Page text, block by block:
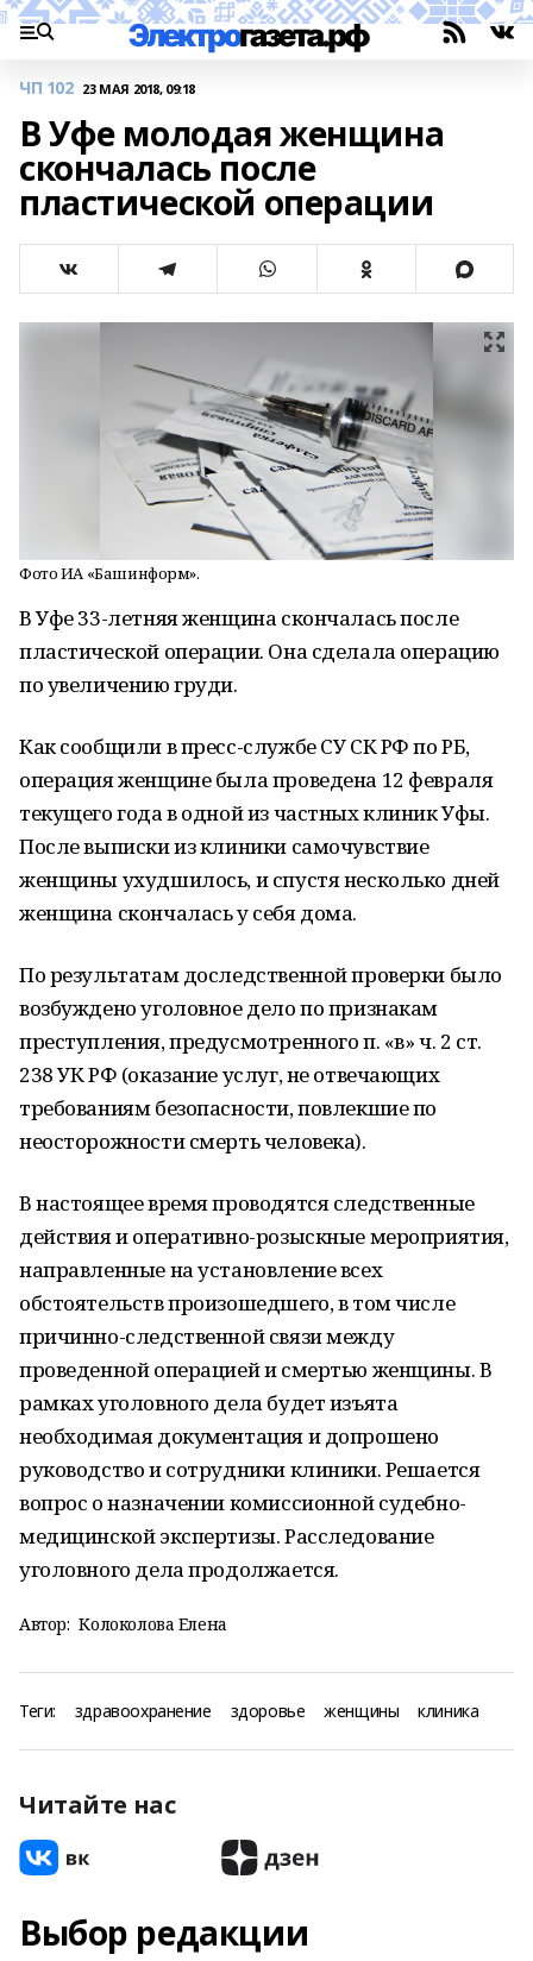
ЧП 102 23 МАЯ 2018, 09:18
В Уфе молодая женщина
скончалась после
пластической операции
Фото ИА «Башинформ».
В Уфе 33-летняя женщина скончалась после
пластической операции. Она сделала операцию
по увеличению груди.
Как сообщили в пресс-службе СУ СК РФ по РБ,
операция женщине была проведена 12 февраля
текущего года в одной из частных клиник Уфы.
После выписки из клиники самочувствие
женщины ухудшилось, и спустя несколько дней
женщина скончалась у себя дома.
По результатам доследственной проверки было
возбуждено уголовное дело по признакам
преступления, предусмотренного п. «в» ч. 2 ст.
238 УК РФ (оказание услуг, не отвечающих
требованиям безопасности, повлекшие по
неосторожности смерть человека).
В настоящее время проводятся следственные
действия и оперативно-розыскные мероприятия,
направленные на установление всех
обстоятельств произошедшего, в том числе
причинно-следственной связи между
проведенной операцией и смертью женщины. В
рамках уголовного дела будет изъята
необходимая документация и допрошено
руководство и сотрудники клиники. Решается
вопрос о назначении комиссионной судебно-
медицинской экспертизы. Расследование
уголовного дела продолжается.
Автор: Колоколова Елена
Теги: здравоохранение здоровье женщины клиника
Читайте нас
Выбор редакции